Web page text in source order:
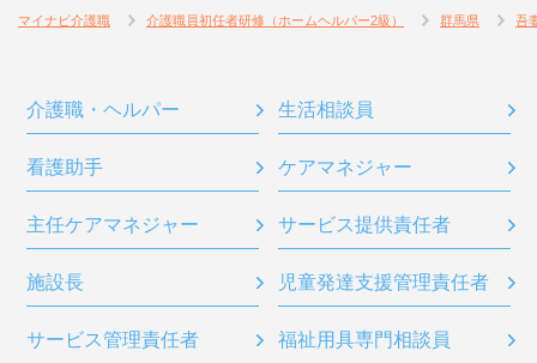
マイナビ介護職 介護職員初任者研修（ホームヘルパー2級） 群馬県 吾
介護職・ヘルパー 生活相談員
看護助手 ケアマネジャー
主任ケアマネジャー サービス提供責任者
施設長 児童発達支援管理責任者
サービス管理責任者 福祉用具専門相談員